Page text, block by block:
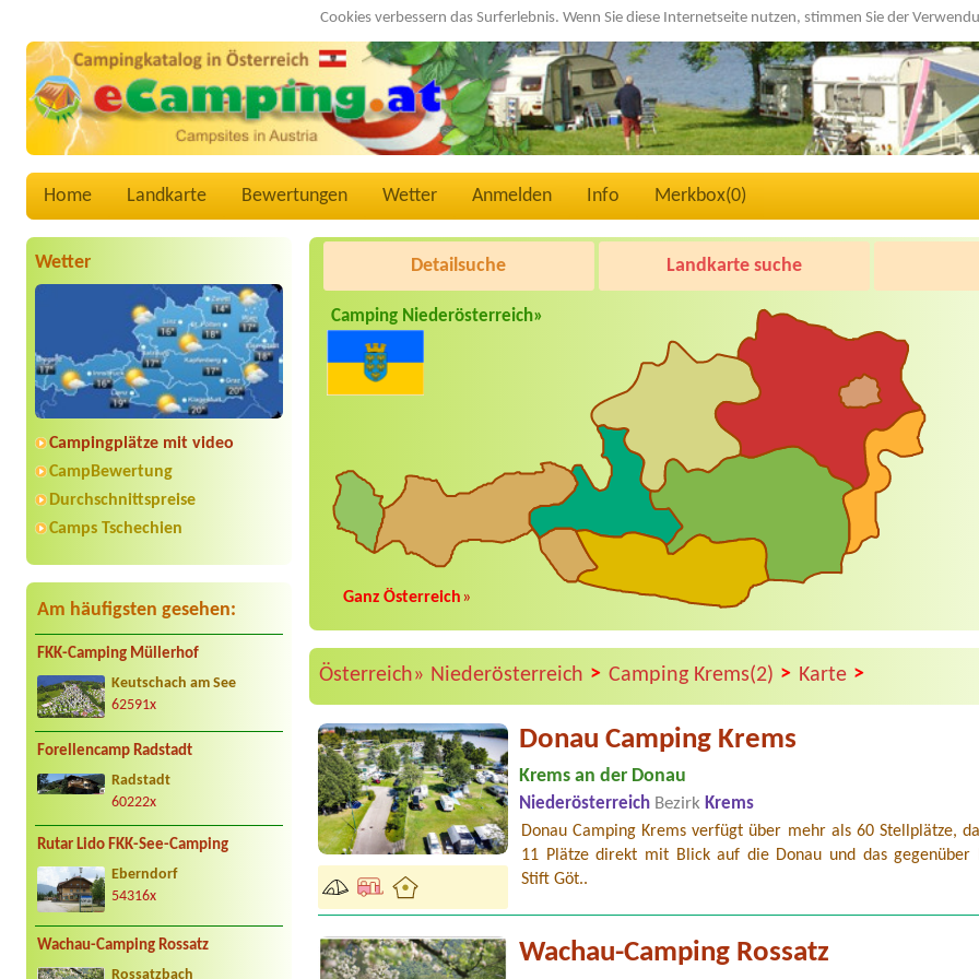
Cookies verbessern das Surferlebnis. Wenn Sie diese Internetseite nutzen, stimmen Sie der
Home Landkarte Bewertungen Wetter Anmelden Info Merkbox(0)
Wetter
Campingplätze mit video
CampBewertung
Durchschnittspreise
Camps Tschechien
Am häufigsten gesehen:
FKK-Camping Müllerhof
Keutschach am See
62591x
Forellencamp Radstadt
Radstadt
60222x
Rutar Lido FKK-See-Camping
Eberndorf
54316x
Wachau-Camping Rossatz
Rossatzbach
Detailsuche Landkarte suche
Camping Niederösterreich»
Ganz Österreich »
Österreich» Niederösterreich > Camping Krems(2) > Karte >
Donau Camping Krems
Krems an der Donau
Niederösterreich Bezirk Krems
Donau Camping Krems verfügt über mehr als 60 Stellplätze,
11 Plätze direkt mit Blick auf die Donau und das gegenüber
Stift Göt..
Wachau-Camping Rossatz